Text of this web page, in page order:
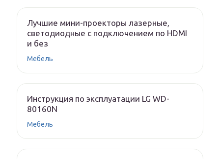
Лучшие мини-проекторы лазерные,
светодиодные с подключением по HDMI
и без
Мебель
Инструкция по эксплуатации LG WD-
80160N
Мебель